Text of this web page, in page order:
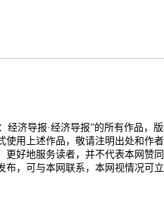
经济导报·经济导报”的所有作品，
使用上述作品，敬请注明出处和作
更好地服务读者，并不代表本网赞
布，可与本网联系，本网视情况可